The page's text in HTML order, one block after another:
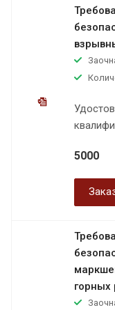
5000
горных